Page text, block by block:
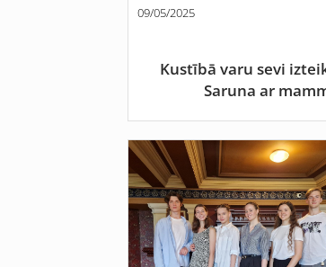
09/05/2025
Kustībā varu sevi
Saruna ar